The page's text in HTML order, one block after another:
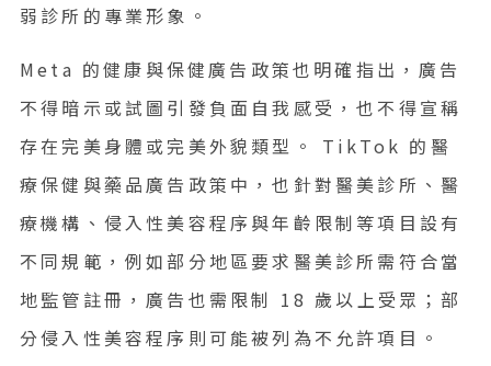
弱診所的專業形象。
Meta 的健康與保健廣告政策也明確指出，廣告
不得暗示或試圖引發負面自我感受，也不得宣稱
存在完美身體或完美外貌類型。 TikTok 的醫
療保健與藥品廣告政策中，也針對醫美診所、醫
療機構、侵入性美容程序與年齡限制等項目設有
不同規範，例如部分地區要求醫美診所需符合當
地監管註冊，廣告也需限制 18 歲以上受眾；部
分侵入性美容程序則可能被列為不允許項目。